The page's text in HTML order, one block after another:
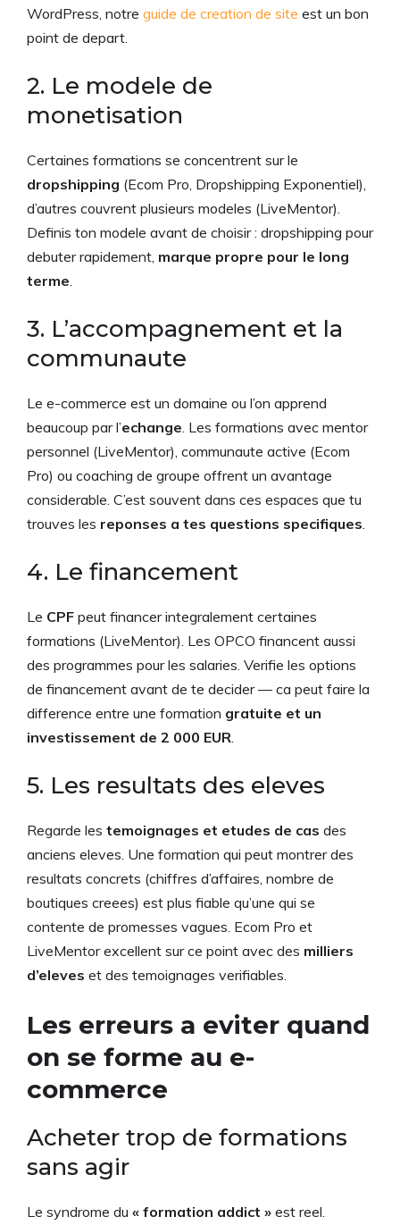
WordPress, notre guide de creation de site est un bon
point de depart.
2. Le modele de
monetisation
Certaines formations se concentrent sur le
dropshipping (Ecom Pro, Dropshipping Exponentiel),
d’autres couvrent plusieurs modeles (LiveMentor).
Definis ton modele avant de choisir : dropshipping pour
debuter rapidement, marque propre pour le long
terme
3. L’accompagnement et la
communaute
Le e-commerce est un domaine ou l’on apprend
beaucoup par l’echange . Les formations avec mentor
personnel (LiveMentor), communaute active (Ecom
Pro) ou coaching de groupe offrent un avantage
considerable. C’est souvent dans ces espaces que tu
trouves les reponses a tes questions specifiques
4. Le financement
Le CPF peut financer integralement certaines
formations (LiveMentor). Les OPCO financent aussi
des programmes pour les salaries. Verifie les options
de financement avant de te decider — ca peut faire la
difference entre une formation gratuite et un
investissement de 2 000 EUR
5. Les resultats des eleves
Regarde les temoignages et etudes de cas des
anciens eleves. Une formation qui peut montrer des
resultats concrets (chiffres d’affaires, nombre de
boutiques creees) est plus fiable qu’une qui se
contente de promesses vagues. Ecom Pro et
LiveMentor excellent sur ce point avec des milliers
d’eleves et des temoignages verifiables.
Les erreurs a eviter quand
on se forme au e-
commerce
Acheter trop de formations
sans agir
Le syndrome du « formation addict » est reel.